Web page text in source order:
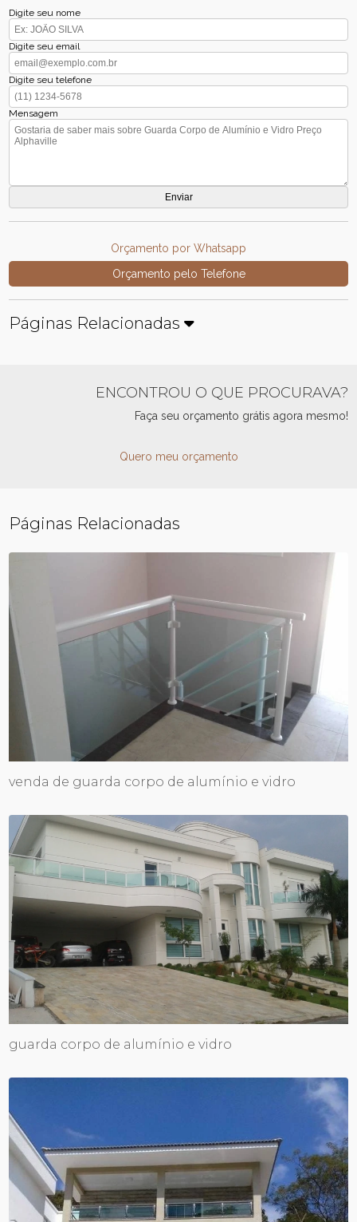
Digite seu nome
Digite seu email
Digite seu telefone
Mensagem
Orçamento por Whatsapp
Orçamento pelo Telefone
Páginas Relacionadas
ENCONTROU O QUE PROCURAVA?
Faça seu orçamento grátis agora mesmo!
Quero meu orçamento
Páginas Relacionadas
venda de guarda corpo de alumínio e vidro
guarda corpo de alumínio e vidro